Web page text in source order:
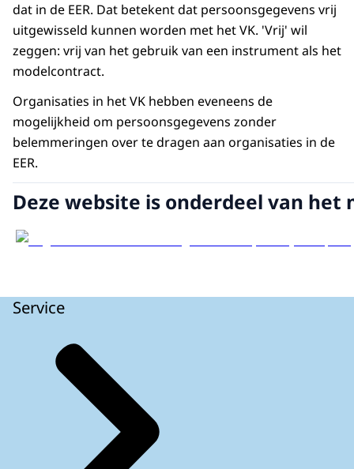
dat in de EER. Dat betekent dat persoonsgegevens vrij
uitgewisseld kunnen worden met het VK. 'Vrij' wil
zeggen: vrij van het gebruik van een instrument als het
modelcontract.
Organisaties in het VK hebben eveneens de
mogelijkheid om persoonsgegevens zonder
belemmeringen over te dragen aan organisaties in de
EER.
Deze website is onderdeel van
Service